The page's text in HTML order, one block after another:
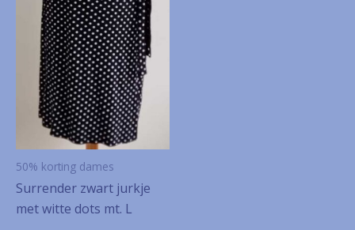
50% korting dames
Surrender zwart jurkje
met witte dots mt. L